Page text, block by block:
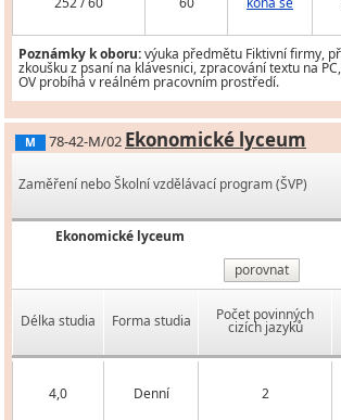
Poznámky k oboru:výuka předmětu Fiktivní firmy,
zkoušku z psaní na klávesnici, zpracování textu na
OV probíhá v reálném pracovním prostředí.
M 78-42-M/02 Ekonomické lyceum
Zaměření nebo Školní vzdělávací program (ŠVP)
Ekonomické lyceum
porovnat
Délka studia Forma studia Počet povinných
cizích jazyků
4,0 Denní 2